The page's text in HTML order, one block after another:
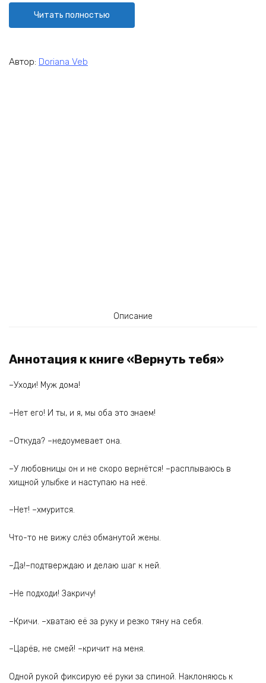
Читать полностью
Автор: Doriana Veb
Описание
Аннотация к книге «Вернуть тебя»
–Уходи! Муж дома!
–Нет его! И ты, и я, мы оба это знаем!
–Откуда? –недоумевает она.
–У любовницы он и не скоро вернётся! –расплываюсь в
хищной улыбке и наступаю на неё.
–Нет! –хмурится.
Что-то не вижу слёз обманутой жены.
–Да!–подтверждаю и делаю шаг к ней.
–Не подходи! Закричу!
–Кричи. –хватаю её за руку и резко тяну на себя.
–Царёв, не смей! –кричит на меня.
Одной рукой фиксирую её руки за спиной. Наклоняюсь к